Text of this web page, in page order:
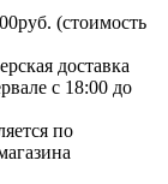
(стоимость
доставка
с 18:00 до
по